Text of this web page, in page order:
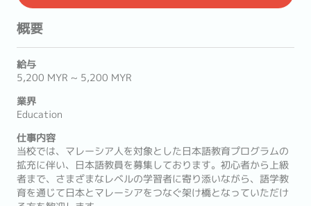
概要
給与
5,200 MYR ~ 5,200 MYR
業界
Education
仕事内容
当校では、マレーシア人を対象とした日本語教育プログラムの
拡充に伴い、日本語教員を募集しております。初心者から上級
者まで、さまざまなレベルの学習者に寄り添いながら、語学教
育を通じて日本とマレーシアをつなぐ架け橋となっていただけ